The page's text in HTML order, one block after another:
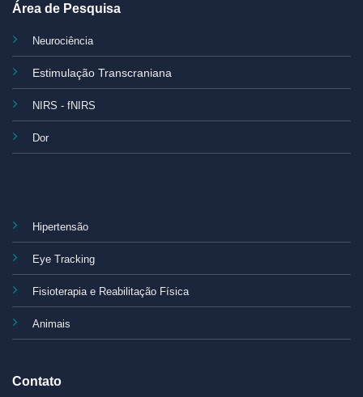
Área de Pesquisa
Neurociência
Estimulação Transcraniana
NIRS - fNIRS
Dor
Hipertensão
Eye Tracking
Fisioterapia e Reabilitação Física
Animais
Contato